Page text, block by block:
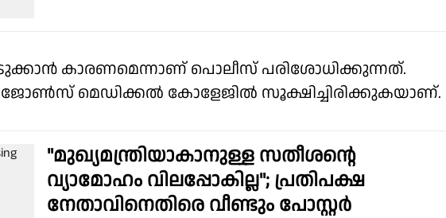
കാരണമെന്നാണ് പൊലീസ് പരിശോധിക്കുന്നത്.
ജോൺസ് മെഡിക്കൽ കോളേജിൽ സൂക്ഷിച്ചിരിക്കുകയാണ്.
"മുഖ്യമന്ത്രിയാകാനുള്ള സതീശന്റെ
വ്യാമോഹം വിലപ്പോകില്ല"; പ്രതിപക്ഷ
നേതാവിനെതിരെ വീണ്ടും പോസ്റ്റർ